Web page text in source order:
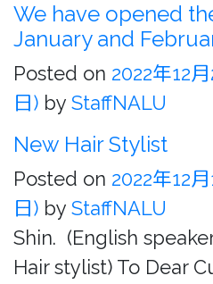
We have opened
January and
Posted on 2022年12月
日) by StaffNALU
New Hair Stylist
Posted on 2022年12
日) by StaffNALU
Shin. (English
Hair stylist) To Dear